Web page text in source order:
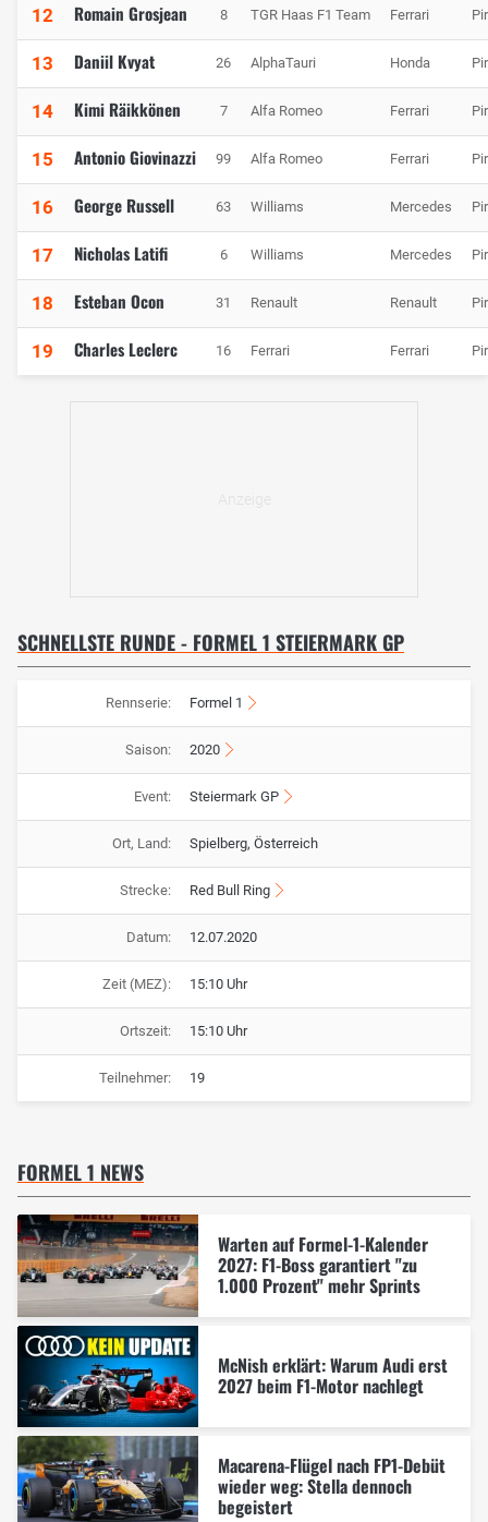
12 Romain Grosjean 8 TGR Haas F1 Team Ferrari
13 Daniil Kvyat 26 AlphaTauri Honda
14 Kimi Räikkönen 7 Alfa Romeo Ferrari
15 Antonio Giovinazzi 99 Alfa Romeo Ferrari
16 George Russell 63 Williams Mercedes
17 Nicholas Latifi 6 Williams Mercedes
18 Esteban Ocon 31 Renault Renault
19 Charles Leclerc 16 Ferrari Ferrari
SCHNELLSTE RUNDE - FORMEL 1 STEIERMARK GP
Rennserie: Formel 1
Saison: 2020
Event: Steiermark GP
Ort, Land: Spielberg, Österreich
Strecke: Red Bull Ring
Datum: 12.07.2020
Zeit (MEZ): 15:10 Uhr
Ortszeit: 15:10 Uhr
Teilnehmer: 19
FORMEL 1 NEWS
Warten auf Formel-1-Kalender
2027: F1-Boss garantiert "zu
1.000 Prozent" mehr Sprints
McNish erklärt: Warum Audi erst
2027 beim F1-Motor nachlegt
Macarena-Flügel nach FP1-Debüt
wieder weg: Stella dennoch
begeistert